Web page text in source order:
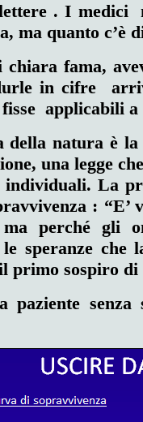
. I medici
ma quanto c’è
chiara fama,
in cifre
fisse applicabili
della natura è
una legge
individuali. La
:
perché gli
speranze che
primo sospiro di
paziente